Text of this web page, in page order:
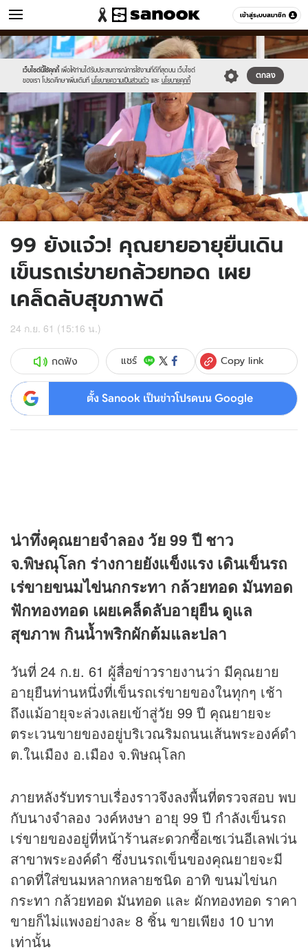
เข้าสู่ระบบสมาชิก
ข่าว หมวดอื่นๆ
เว็บไซต์นี้ใช้คุกกี้ เพื่อให้ท่านได้รับประสบการณ์การใช้งานที่ดีที่สุดบน เว็บไซต์
ของเรา โปรดศึกษาเพิ่มเติมที่ นโยบายความเป็นส่วนตัว และ นโยบายคุกกี้
ตกลง
Sanook
//s.isanook.com/sr/0/images/logo-
new-
sanook.png
600
60
//s.isanook.com/ns/0/ud/1503/7517342/10.jpg
99 ยังแจ๋ว! คุณยายอายุยืนเดิน
เข็นรถเร่ขายกล้วยทอด เผย
เคล็ดลับสุขภาพดี
24 ก.ย. 61 (15:16 น.)
กดฟัง แชร์ Copy link
ตั้ง Sanook เป็นข่าวโปรดบน Google
น่าทึ่งคุณยายจำลอง วัย 99 ปี ชาว
จ.พิษณุโลก ร่างกายยังแข็งแรง เดินเข็นรถ
เร่ขายขนมไข่นกกระทา กล้วยทอด มันทอด
ฟักทองทอด เผยเคล็ดลับอายุยืน ดูแล
สุขภาพ กินน้ำพริกผักต้มและปลา
วันที่ 24 ก.ย. 61 ผู้สื่อข่าวรายงานว่า มีคุณยาย
อายุยืนท่านหนึ่งที่เข็นรถเร่ขายของในทุกๆ เช้า
ถึงแม้อายุจะล่วงเลยเข้าสู่วัย 99 ปี คุณยายจะ
ตระเวนขายของอยู่บริเวณริมถนนเส้นพระองค์ดำ
ต.ในเมือง อ.เมือง จ.พิษณุโลก
ภายหลังรับทราบเรื่องราวจึงลงพื้นที่ตรวจสอบ พบ
กับนางจำลอง วงค์หงษา อายุ 99 ปี กำลังเข็นรถ
เร่ขายของอยู่ที่หน้าร้านสะดวกซื้อเซเว่นอีเลฟเว่น
สาขาพระองค์ดำ ซึ่งบนรถเข็นของคุณยายจะมี
ถาดที่ใส่ขนมหลากหลายชนิด อาทิ ขนมไข่นก
กระทา กล้วยทอด มันทอด และ ผักทองทอด ราคา
ขายก็ไม่แพงอย่างละ 8 ชิ้น ขายเพียง 10 บาท
เท่านั้น